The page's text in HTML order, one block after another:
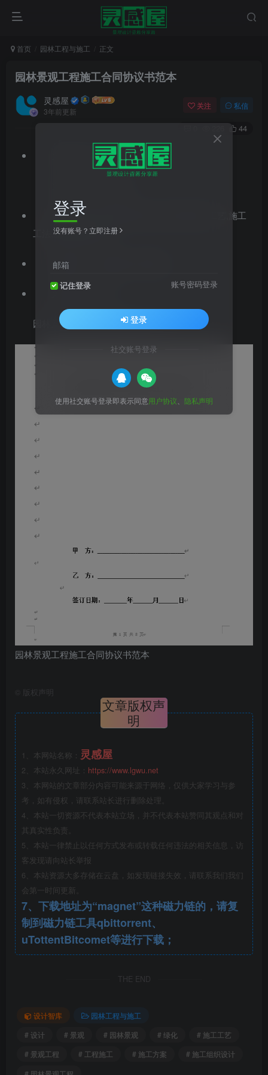
首页 园林工程与施工 正文
园林景观工程施工合同协议书范本
灵感屋
3年前更新
关注 私信
44
文件格式：doc
资料类型：施工组织设计,施工方案,施工工艺,施工
工法,施工技术交底
施工类型：土建施工,绿化施工
文档格式：PDF
园林景观工程施工合同协议书范本
园林景观工程施工合同协议书范本
版权声明
文章版权声
明
1、本网站名称： 灵感屋
2、本站永久网址： https://www.lgwu.net
3、本网站的文章部分内容可能来源于网络，仅供大家学习与参
考，如有侵权，请联系站长进行删除处理。
4、本站一切资源不代表本站立场，并不代表本站赞同其观点和对
其真实性负责。
5、本站一律禁止以任何方式发布或转载任何违法的相关信息，访
客发现请向站长举报
6、本站资源大多存储在云盘，如发现链接失效，请联系我们我们
会第一时间更新。
7、下载地址为“magnet”这种磁力链的，请复
制到磁力链工具qbittorrent、
uTottentBitcomet等进行下载；
THE END
设计智库
园林工程与施工
# 设计
# 景观 # 园林景观 # 绿化
# 施工工艺
# 景观工程
# 工程施工 # 施工方案
# 施工组织设计
登录
没有账号？立即注册
邮箱
记住登录 账号密码登录
登录
社交账号登录
使用社交账号登录即表示同意用户协议 隐私声明